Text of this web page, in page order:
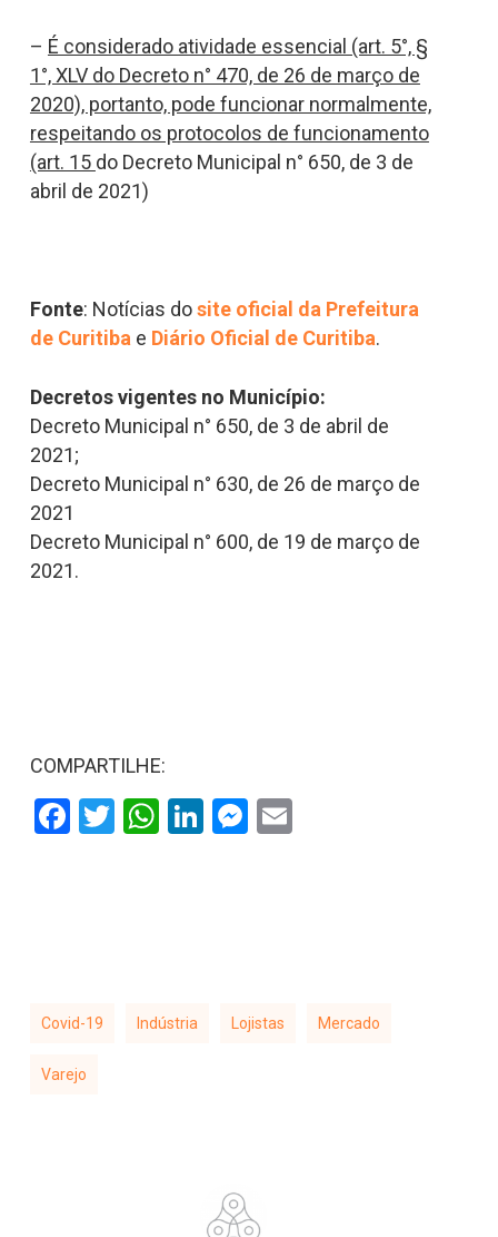
– É considerado atividade essencial (art. 5°, §
1°, XLV do Decreto n° 470, de 26 de março de
2020), portanto, pode funcionar normalmente,
respeitando os protocolos de funcionamento
(art. 15 do Decreto Municipal n° 650, de 3 de
abril de 2021)
Fonte: Notícias dosite oficial da Prefeitura
de Curitiba e Diário Oficial de Curitiba.
Decretos vigentes no Município:
Decreto Municipal n° 650, de 3 de abril de
2021;
Decreto Municipal n° 630, de 26 de março de
2021
Decreto Municipal n° 600, de 19 de março de
2021.
COMPARTILHE:
Facebook
Twitter
WhatsApp
LinkedIn
Messenger
Email
Covid-19 Indústria Lojistas Mercado
Varejo